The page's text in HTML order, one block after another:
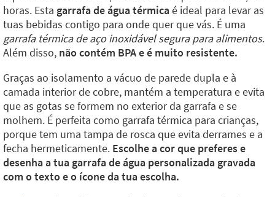
horas. Esta garrafa de água térmicaé ideal para levar as
tuas bebidas contigo para onde quer que vás. É uma
garrafa térmica de aço inoxidável segura para alimentos.
Além disso, não contém BPA e é muito resistente.
Graças ao isolamento a vácuo de parede dupla e à
camada interior de cobre, mantém a temperatura e evita
que as gotas se formem no exterior da garrafa e se
molhem. É perfeita como garrafa térmica para crianças,
porque tem uma tampa de rosca que evita derrames e a
fecha hermeticamente. Escolhe a cor que preferes e
desenha a tua garrafa de água personalizada gravada
com o texto e o ícone da tua escolha.